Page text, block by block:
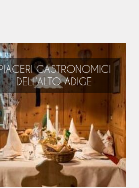
GASTRONOMICI
DELL’ALTO ADIGE
Alpini, mediterranei,
internazionali – di tutto
solo il meglio!